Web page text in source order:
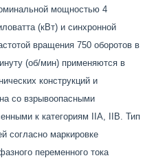
мощностью 4
(кВт) и синхронной
вращения 750 оборотов в
(об/мин) применяются в
конструкций и
со взрывоопасными
к категориям IIA, IIB. Тип
согласно маркировке
переменного тока